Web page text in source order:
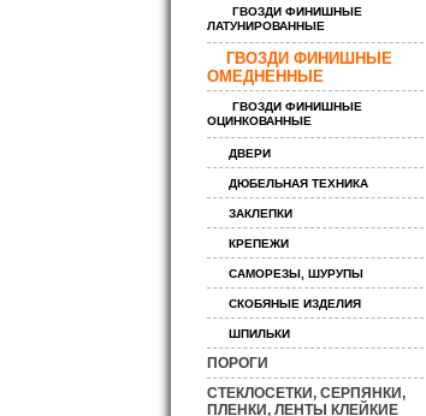
ГВОЗДИ ФИНИШНЫЕ
ЛАТУНИРОВАННЫЕ
ГВОЗДИ ФИНИШНЫЕ
ОМЕДНЕННЫЕ
ГВОЗДИ ФИНИШНЫЕ
ОЦИНКОВАННЫЕ
ДВЕРИ
ДЮБЕЛЬНАЯ ТЕХНИКА
ЗАКЛЕПКИ
КРЕПЕЖИ
САМОРЕЗЫ, ШУРУПЫ
СКОБЯНЫЕ ИЗДЕЛИЯ
ШПИЛЬКИ
ПОРОГИ
СТЕКЛОСЕТКИ, СЕРПЯНКИ,
ПЛЕНКИ, ЛЕНТЫ КЛЕЙКИЕ